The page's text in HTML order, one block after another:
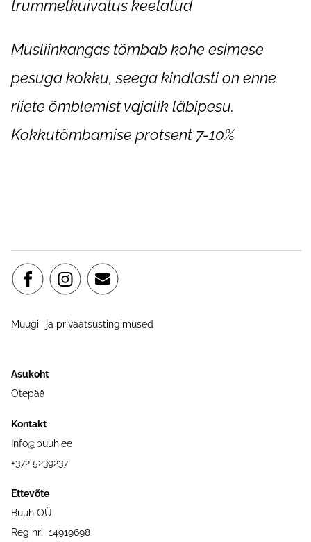
trummelkuivatus keelatud
Musliinkangas tõmbab kohe esimese
pesuga kokku, seega kindlasti on enne
riiete õmblemist vajalik läbipesu.
Kokkutõmbamise protsent 7-10%
Müügi- ja privaatsustingimused
Asukoht
Otepää
Kontakt
Info@buuh.ee
+372 5239237
Ettevõte
Buuh OÜ
Reg nr: 14919698